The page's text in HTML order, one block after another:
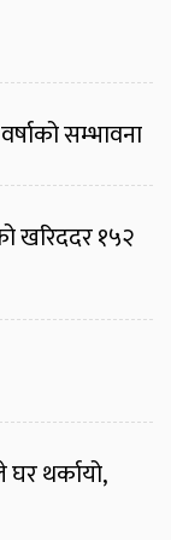
सम्भावना
खरिददर १५२
थर्कायो,